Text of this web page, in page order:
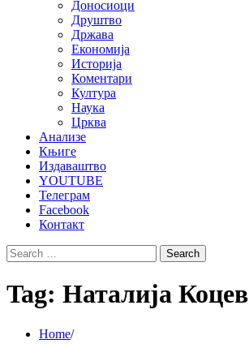
Доносиоци
Друштво
Држава
Економија
Историја
Коментари
Култура
Наука
Црква
Анализе
Књиге
Издаваштво
YOUTUBE
Телеграм
Facebook
Контакт
Search
for:
Tag: Наталија Коцев
Home